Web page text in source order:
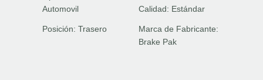
Automovil
Posición: Trasero
Calidad: Estándar
Marca de Fabricante:
Brake Pak